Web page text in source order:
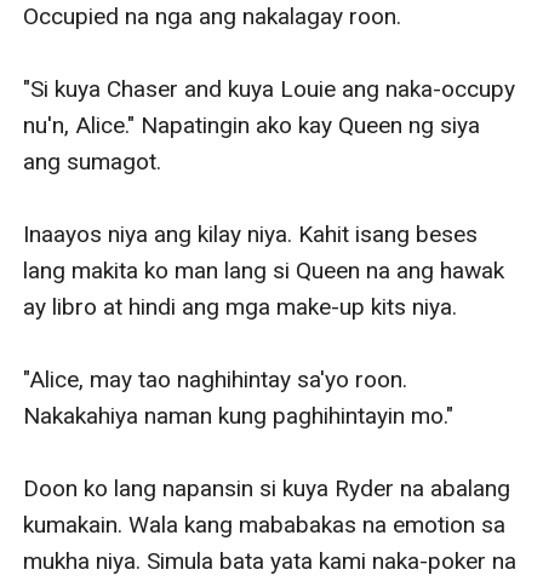
Occupied na nga ang nakalagay roon.
"Si kuya Chaser and kuya Louie ang naka-occupy
nu'n, Alice." Napatingin ako kay Queen ng siya
ang sumagot.
Inaayos niya ang kilay niya. Kahit isang beses
lang makita ko man lang si Queen na ang hawak
ay libro at hindi ang mga make-up kits niya.
"Alice, may tao naghihintay sa'yo roon.
Nakakahiya naman kung paghihintayin mo."
Doon ko lang napansin si kuya Ryder na abalang
kumakain. Wala kang mababakas na emotion sa
mukha niya. Simula bata yata kami naka-poker na